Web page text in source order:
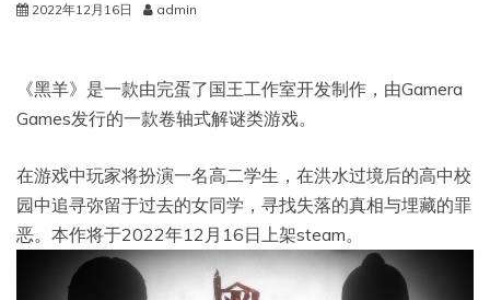
2022年12月16日 admin
《黑羊》是一款由完蛋了国王工作室开发制作，由Gamera
Games发行的一款卷轴式解谜类游戏。
在游戏中玩家将扮演一名高二学生，在洪水过境后的高中校
园中追寻弥留于过去的女同学，寻找失落的真相与埋藏的罪
恶。本作将于2022年12月16日上架steam。